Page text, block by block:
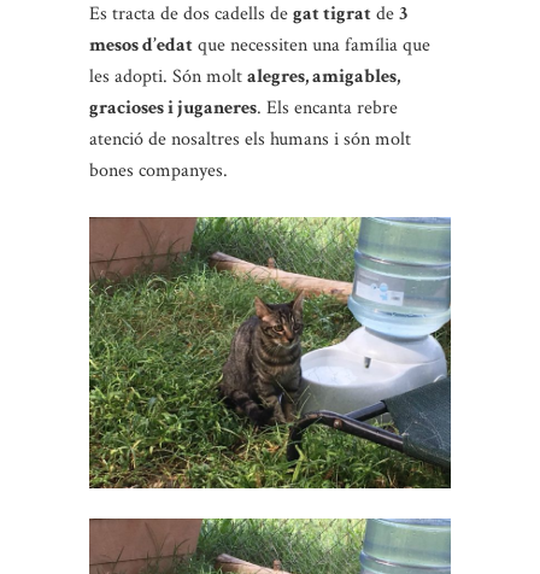
Es tracta de dos cadells degat tigratde3
mesos d’edatque necessiten una família que
les adopti. Són moltalegres, amigables,
gracioses i juganeres. Els encanta rebre
atenció de nosaltres els humans i són molt
bones companyes.